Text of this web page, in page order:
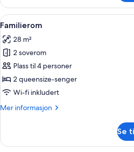
–
junior
Åpne
alle
bildene
av
Familierom
4
Familierom
28 m²
2 soverom
Plass til 4 personer
2 queensize-senger
Wi-fi inkludert
Mer informasjon
Mer
Se